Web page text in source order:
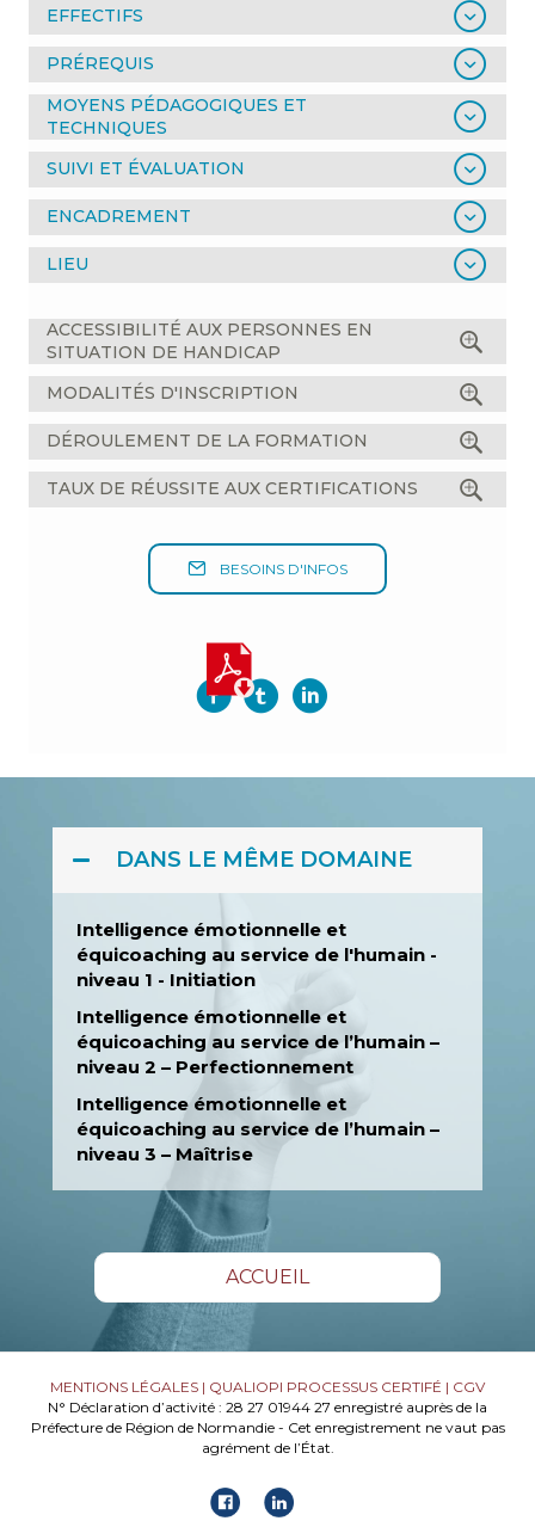
EFFECTIFS
PRÉREQUIS
MOYENS PÉDAGOGIQUES ET
TECHNIQUES
SUIVI ET ÉVALUATION
ENCADREMENT
LIEU
ACCESSIBILITÉ AUX PERSONNES EN
SITUATION DE HANDICAP
MODALITÉS D'INSCRIPTION
DÉROULEMENT DE LA FORMATION
TAUX DE RÉUSSITE AUX CERTIFICATIONS
BESOINS D'INFOS
DANS LE MÊME DOMAINE
Intelligence émotionnelle et
équicoaching au service de l'humain -
niveau 1 - Initiation
Intelligence émotionnelle et
équicoaching au service de l’humain –
niveau 2 – Perfectionnement
Intelligence émotionnelle et
équicoaching au service de l’humain –
niveau 3 – Maîtrise
ACCUEIL
MENTIONS LÉGALES | QUALIOPI PROCESSUS CERTIFÉ | CGV
N° Déclaration d’activité : 28 27 01944 27 enregistré auprès de la
Préfecture de Région de Normandie - Cet enregistrement ne vaut pas
agrément de l’État.